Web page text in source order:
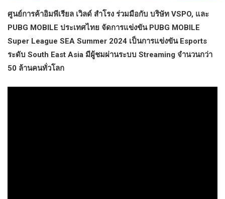
ศูนย์การค้าอิมพีเรียล เวิลด์ สำโรง ร่วมมือกับ บริษัท VSPO, และ
PUBG MOBILE ประเทศไทย จัดการแข่งขัน PUBG MOBILE
Super League SEA Summer 2024 เป็นการแข่งขัน Esports
ระดับ South East Asia มีผู้ชมผ่านระบบ Streaming จำนวนกว่า
50 ล้านคนทั่วโลก